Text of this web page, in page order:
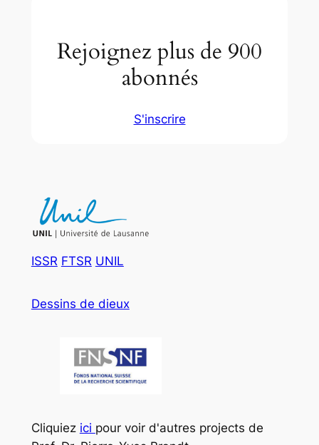
Rejoignez plus de 900
abonnés
S'inscrire
ISSR FTSR UNIL
Dessins de dieux
Cliquiez ici pour voir d'autres projects de